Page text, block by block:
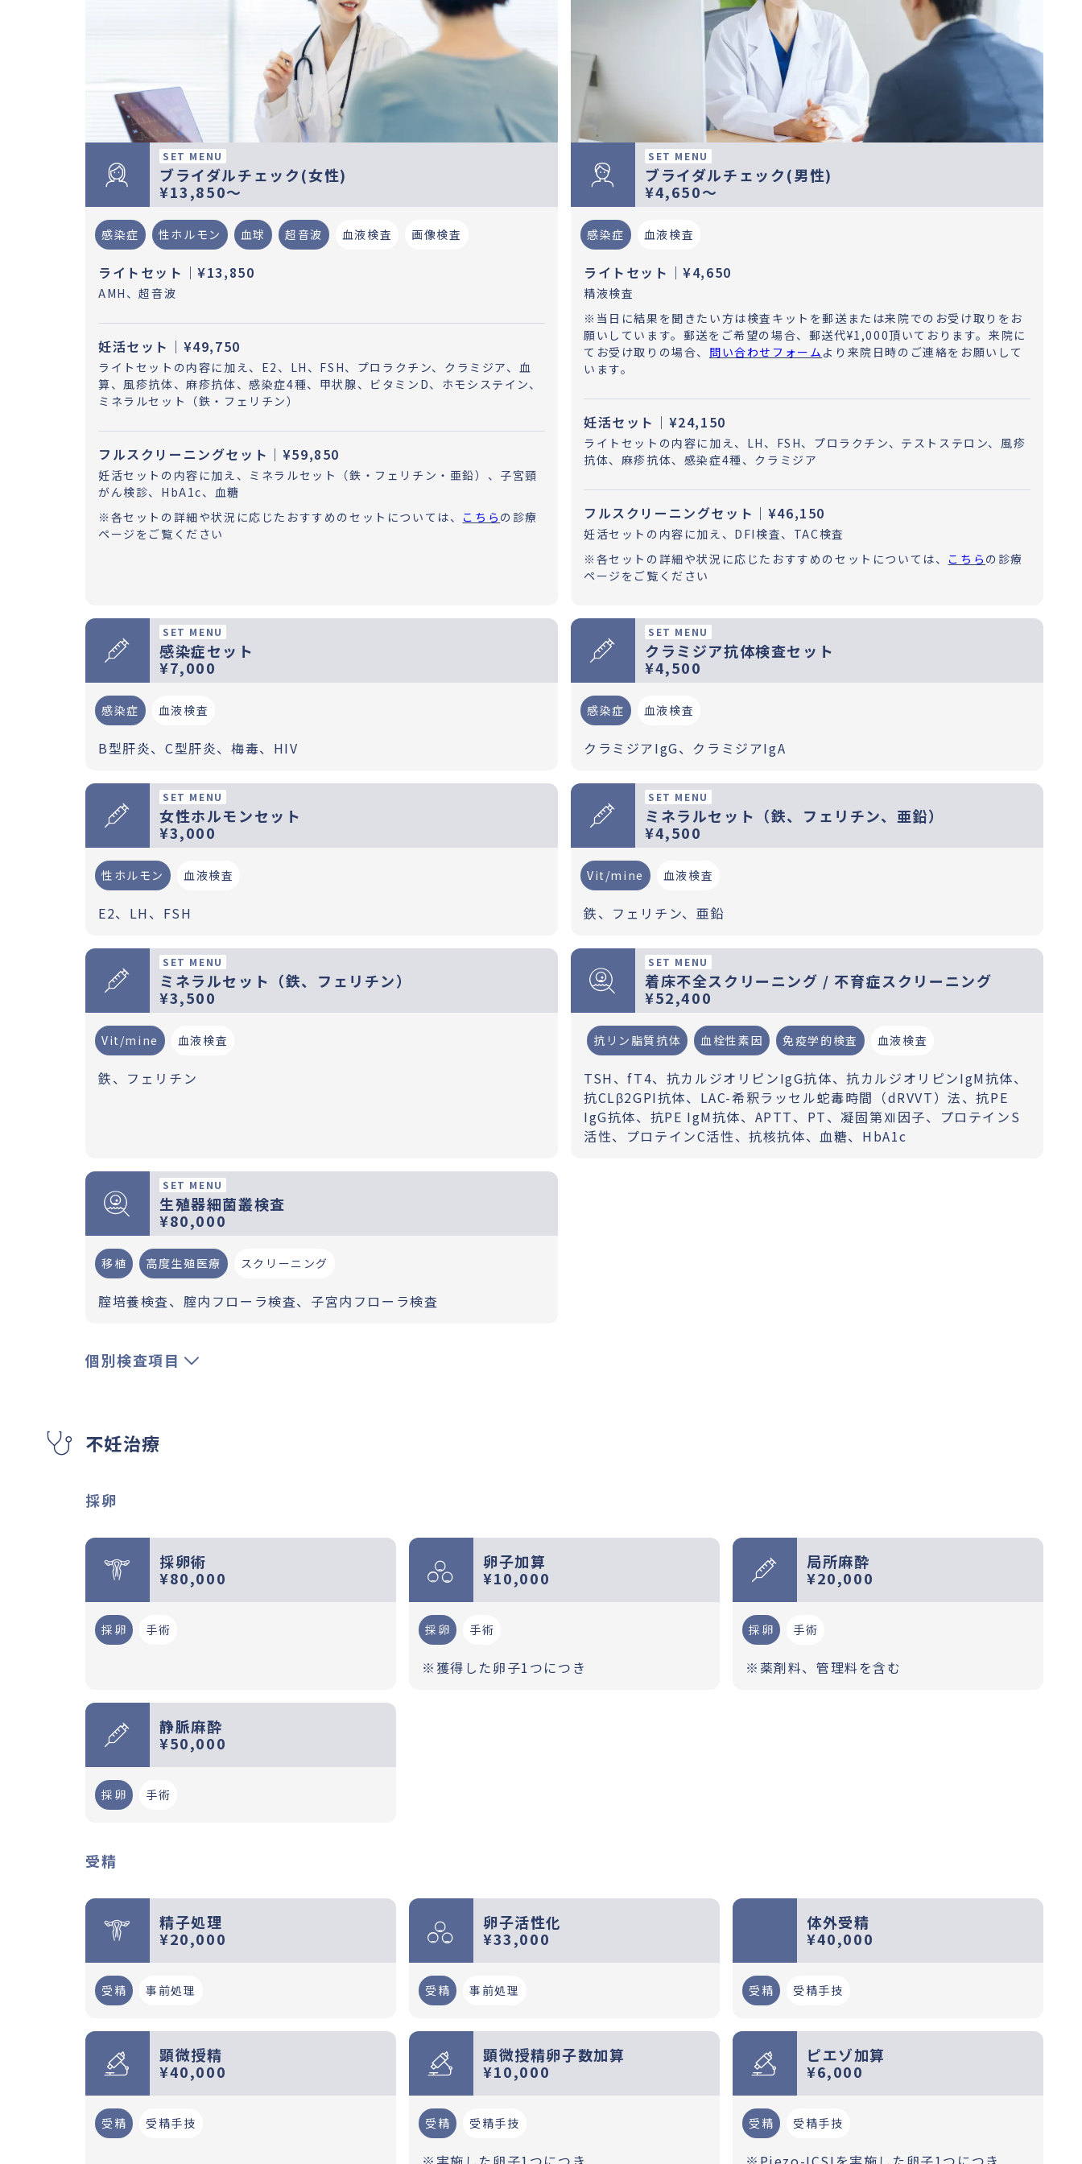
SET MENU
ブライダルチェック(女性)
¥13,850〜
感染症 性ホルモン 血球 超音波 血液検査 画像検査
ライトセット｜¥13,850
AMH、超音波
妊活セット｜¥49,750
ライトセットの内容に加え、E2、LH、FSH、プロラクチン、クラミジア、血
算、風疹抗体、麻疹抗体、感染症4種、甲状腺、ビタミンD、ホモシステイン、
ミネラルセット（鉄・フェリチン）
フルスクリーニングセット｜¥59,850
妊活セットの内容に加え、ミネラルセット（鉄・フェリチン・亜鉛）、子宮頸
がん検診、HbA1c、血糖
※各セットの詳細や状況に応じたおすすめのセットについては、 こちら の診療
ページをご覧ください
SET MENU
ブライダルチェック(男性)
¥4,650〜
感染症 血液検査
ライトセット｜¥4,650
精液検査
※当日に結果を聞きたい方は検査キットを郵送または来院でのお受け取りをお
願いしています。郵送をご希望の場合、郵送代¥1,000頂いております。来院に
てお受け取りの場合、 問い合わせフォーム より来院日時のご連絡をお願いして
います。
妊活セット｜¥24,150
ライトセットの内容に加え、LH、FSH、プロラクチン、テストステロン、風疹
抗体、麻疹抗体、感染症4種、クラミジア
フルスクリーニングセット｜¥46,150
妊活セットの内容に加え、DFI検査、TAC検査
※各セットの詳細や状況に応じたおすすめのセットについては、 こちら の診療
ページをご覧ください
SET MENU
感染症セット
¥7,000
感染症 血液検査
B型肝炎、C型肝炎、梅毒、HIV
SET MENU
クラミジア抗体検査セット
¥4,500
感染症 血液検査
クラミジアIgG、クラミジアIgA
SET MENU
女性ホルモンセット
¥3,000
性ホルモン 血液検査
E2、LH、FSH
SET MENU
ミネラルセット（鉄、フェリチン、亜鉛）
¥4,500
Vit/mine 血液検査
鉄、フェリチン、亜鉛
SET MENU
ミネラルセット（鉄、フェリチン）
¥3,500
Vit/mine 血液検査
鉄、フェリチン
SET MENU
着床不全スクリーニング / 不育症スクリーニング
¥52,400
抗リン脂質抗体 血栓性素因 免疫学的検査 血液検査
TSH、fT4、抗カルジオリピンIgG抗体、抗カルジオリピンIgM抗体、
抗CLβ2GPI抗体、LAC-希釈ラッセル蛇毒時間（dRVVT）法、抗PE
IgG抗体、抗PE IgM抗体、APTT、PT、凝固第Ⅻ因子、プロテインS
活性、プロテインC活性、抗核抗体、血糖、HbA1c
SET MENU
生殖器細菌叢検査
¥80,000
移植 高度生殖医療 スクリーニング
腟培養検査、腟内フローラ検査、子宮内フローラ検査
個別検査項目
不妊治療
採卵
採卵術
¥80,000
採卵 手術
卵子加算
¥10,000
採卵 手術
※獲得した卵子1つにつき
局所麻酔
¥20,000
採卵 手術
※薬剤料、管理料を含む
静脈麻酔
¥50,000
採卵 手術
受精
精子処理
¥20,000
受精 事前処理
卵子活性化
¥33,000
受精 事前処理
体外受精
¥40,000
受精 受精手技
顕微授精
¥40,000
受精 受精手技
顕微授精卵子数加算
¥10,000
受精 受精手技
ピエゾ加算
¥6,000
受精 受精手技